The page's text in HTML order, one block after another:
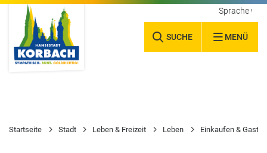
SUCHE MENÜ
Sprache
Startseite Stadt Leben & Freizeit Leben Einkaufen &